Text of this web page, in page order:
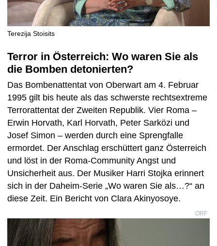
Terezija Stoisits
Terror in Österreich: Wo waren Sie als
die Bomben detonierten?
Das Bombenattentat von Oberwart am 4. Februar
1995 gilt bis heute als das schwerste rechtsextreme
Terrorattentat der Zweiten Republik. Vier Roma –
Erwin Horvath, Karl Horvath, Peter Sarközi und
Josef Simon – werden durch eine Sprengfalle
ermordet. Der Anschlag erschüttert ganz Österreich
und löst in der Roma-Community Angst und
Unsicherheit aus. Der Musiker Harri Stojka erinnert
sich in der Daheim-Serie „Wo waren Sie als…?“ an
diese Zeit. Ein Bericht von Clara Akinyosoye.
ORF